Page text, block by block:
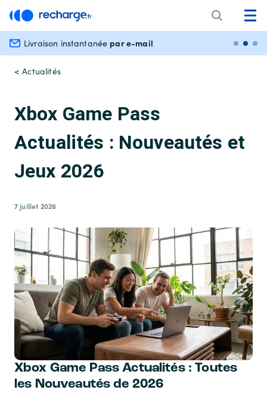
Livraison instantanée par e-mail
< Actualités
Xbox Game Pass
Actualités : Nouveautés et
Jeux 2026
7 juillet 2026
Xbox Game Pass Actualités : Toutes
les Nouveautés de 2026